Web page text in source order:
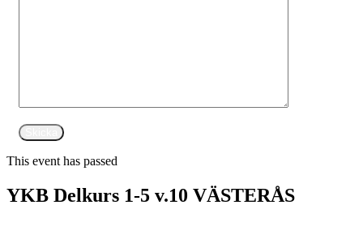
This event has passed
YKB Delkurs 1-5 v.10 VÄSTERÅS